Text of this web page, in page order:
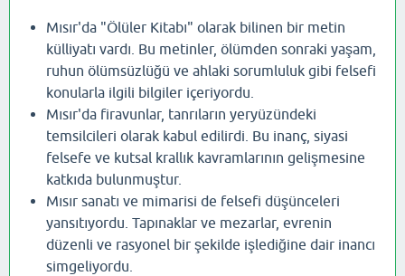
Mısır'da "Ölüler Kitabı" olarak bilinen bir metin
külliyatı vardı. Bu metinler, ölümden sonraki yaşam,
ruhun ölümsüzlüğü ve ahlaki sorumluluk gibi felsefi
konularla ilgili bilgiler içeriyordu.
Mısır'da firavunlar, tanrıların yeryüzündeki
temsilcileri olarak kabul edilirdi. Bu inanç, siyasi
felsefe ve kutsal krallık kavramlarının gelişmesine
katkıda bulunmuştur.
Mısır sanatı ve mimarisi de felsefi düşünceleri
yansıtıyordu. Tapınaklar ve mezarlar, evrenin
düzenli ve rasyonel bir şekilde işlediğine dair inancı
simgeliyordu.